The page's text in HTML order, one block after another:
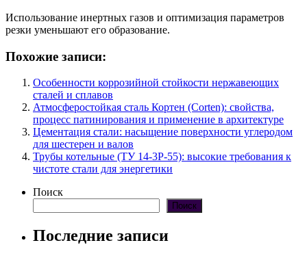
Использование инертных газов и оптимизация параметров
резки уменьшают его образование.
Похожие записи:
Особенности коррозийной стойкости нержавеющих
сталей и сплавов
Атмосферостойкая сталь Кортен (Corten): свойства,
процесс патинирования и применение в архитектуре
Цементация стали: насыщение поверхности углеродом
для шестерен и валов
Трубы котельные (ТУ 14-3Р-55): высокие требования к
чистоте стали для энергетики
Поиск
Поиск
Последние записи